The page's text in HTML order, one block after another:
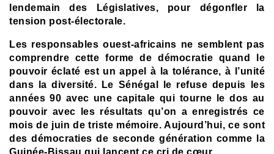
lendemain des Législatives, pour dégonfler la
tension post-électorale.
Les responsables ouest-africains ne semblent pas
comprendre cette forme de démocratie quand le
pouvoir éclaté est un appel à la tolérance, à l’unité
dans la diversité.
Le Sénégal le refuse depuis les
années 90 avec une capitale qui tourne le dos au
pouvoir avec les résultats qu’on a enregistrés ce
mois de juin de triste mémoire. Aujourd’hui, ce sont
des démocraties de seconde génération comme la
Guinée-Bissau qui lancent ce cri de cœur.